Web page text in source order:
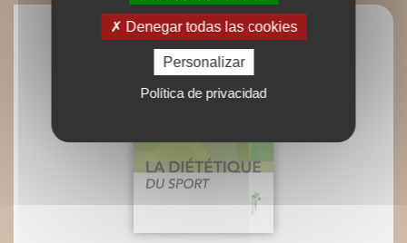
Denegar todas las cookies
Personalizar
Política de privacidad